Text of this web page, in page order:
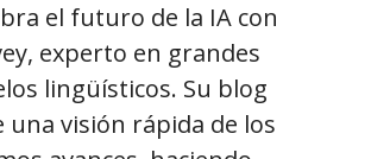
el futuro de la IA con
experto en grandes
lingüísticos. Su blog
una visión rápida de los